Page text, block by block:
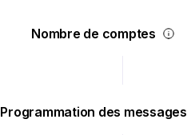
Nombre de comptes
Programmation des messages